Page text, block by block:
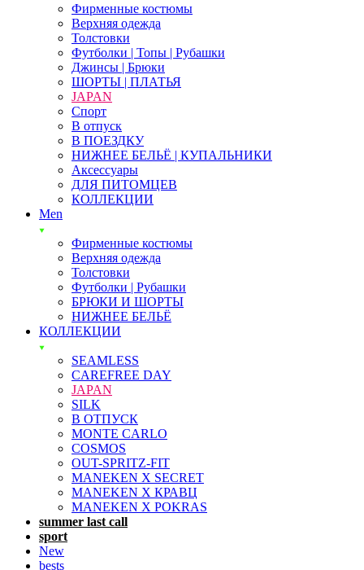
Фирменные костюмы
Верхняя одежда
Толстовки
Футболки | Топы | Рубашки
Джинсы | Брюки
ШОРТЫ | ПЛАТЬЯ
JAPAN
Спорт
В отпуск
В ПОЕЗДКУ
НИЖНЕЕ БЕЛЬЁ | КУПАЛЬНИКИ
Аксессуары
ДЛЯ ПИТОМЦЕВ
КОЛЛЕКЦИИ
Men
Фирменные костюмы
Верхняя одежда
Толстовки
Футболки | Рубашки
БРЮКИ И ШОРТЫ
НИЖНЕЕ БЕЛЬЁ
КОЛЛЕКЦИИ
SEAMLESS
CAREFREE DAY
JAPAN
SILK
В ОТПУСК
MONTE CARLO
COSMOS
OUT-SPRITZ-FIT
MANEKEN X SECRET
MANEKEN X КРАВЦ
MANEKEN X POKRAS
summer last call
sport
New
bests